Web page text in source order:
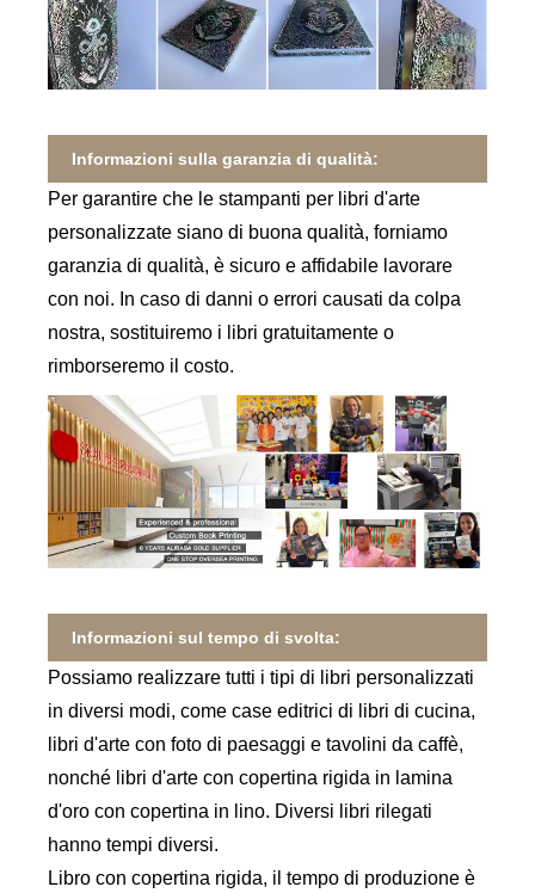
Informazioni sulla garanzia di qualità:
Per garantire che le stampanti per libri d'arte
personalizzate siano di buona qualità, forniamo
garanzia di qualità, è sicuro e affidabile lavorare
con noi. In caso di danni o errori causati da colpa
nostra, sostituiremo i libri gratuitamente o
rimborseremo il costo.
Informazioni sul tempo di svolta:
Possiamo realizzare tutti i tipi di libri personalizzati
in diversi modi, come case editrici di libri di cucina,
libri d'arte con foto di paesaggi e tavolini da caffè,
nonché libri d'arte con copertina rigida in lamina
d'oro con copertina in lino. Diversi libri rilegati
hanno tempi diversi.
Libro con copertina rigida, il tempo di produzione è